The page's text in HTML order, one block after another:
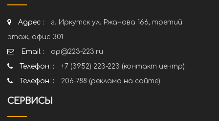
Адрес :
г. Иркутск ул. Ржанова 166, третий
этаж, офис 301
Email :
ap@223-223.ru
Телефон: :
+7 (3952) 223-223 (контакт центр)
Телефон: :
206-788 (реклама на сайте)
СЕРВИСЫ